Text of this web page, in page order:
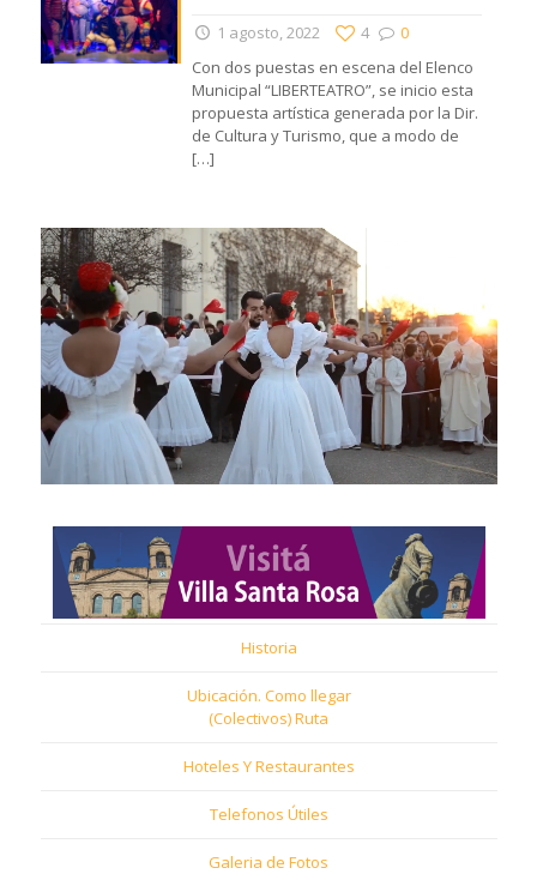
1 agosto, 2022 0
4
Con dos puestas en escena del Elenco
Municipal “LIBERTEATRO”, se inicio esta
propuesta artística generada por la Dir.
de Cultura y Turismo, que a modo de
[…]
Historia
Ubicación. Como llegar
(Colectivos) Ruta
Hoteles Y Restaurantes
Telefonos Útiles
Galeria de Fotos